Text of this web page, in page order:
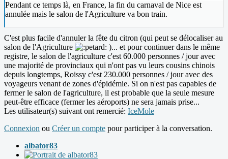
Pendant ce temps là, en France, la fin du carnaval de Nice est
annulée mais le salon de l'Agriculture va bon train.
C'est plus facile d'annuler la fête du citron (qui peut se délocaliser au
salon de l'Agriculture
)... et pour continuer dans le même
registre, le salon de l'agriculture c'est 60.000 personnes / jour avec
une majorité de provinciaux qui n'ont pas vu leurs cousins chinois
depuis longtemps, Roissy c'est 230.000 personnes / jour avec des
voyageurs venant de zones d'épidémie. Si on n'est pas capables de
fermer le salon de l'agriculture, il est probable que la seule mesure
peut-être efficace (fermer les aéroports) ne sera jamais prise...
Les utilisateur(s) suivant ont remercié: IceMole
Connexion ou Créer un compte pour participer à la conversation.
albator83